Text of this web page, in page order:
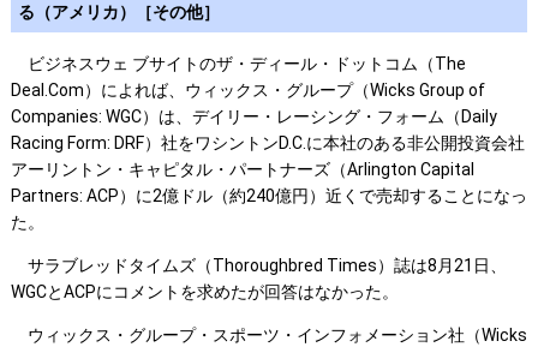
る（アメリカ）［その他］
ビジネスウェ ブサイトのザ・ディール・ドットコム（The
Deal.Com）によれば、ウィックス・グループ（Wicks Group of
Companies: WGC）は、デイリー・レーシング・フォーム（Daily
Racing Form: DRF）社をワシントンD.C.に本社のある非公開投資会社
アーリントン・キャピタル・パートナーズ（Arlington Capital
Partners: ACP）に2億ドル（約240億円）近くで売却することになっ
た。
サラブレッドタイムズ（Thoroughbred Times）誌は8月21日、
WGCとACPにコメントを求めたが回答はなかった。
ウィックス・グループ・スポーツ・インフォメーション社（Wicks